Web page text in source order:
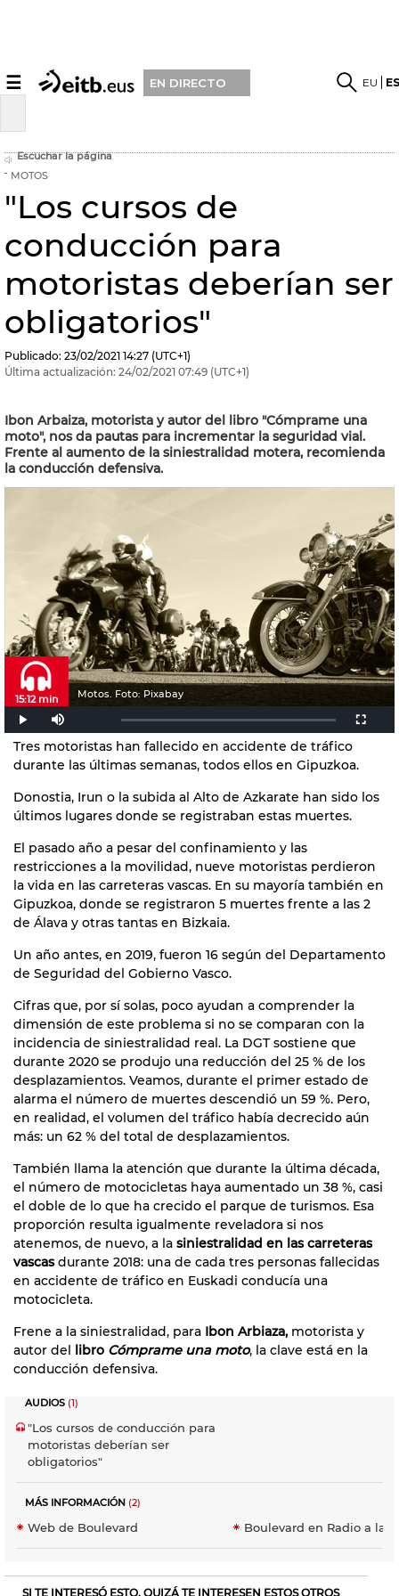
☰ EN DIRECTO EU
Escuchar la página
MOTOS
"Los cursos de
conducción para
motoristas deberían ser
obligatorios"
Publicado: 23/02/2021 14:27 (UTC+1)
Última actualización: 24/02/2021 07:49 (UTC+1)
Ibon Arbaiza, motorista y autor del libro "Cómprame una
moto", nos da pautas para incrementar la seguridad vial.
Frente al aumento de la siniestralidad motera, recomienda
la conducción defensiva.
Motos. Foto: Pixabay
15:12 min
Tres motoristas han fallecido en accidente de tráfico
durante las últimas semanas, todos ellos en Gipuzkoa.
Donostia, Irun o la subida al Alto de Azkarate han sido los
últimos lugares donde se registraban estas muertes.
El pasado año a pesar del confinamiento y las
restricciones a la movilidad, nueve motoristas perdieron
la vida en las carreteras vascas. En su mayoría también en
Gipuzkoa, donde se registraron 5 muertes frente a las 2
de Álava y otras tantas en Bizkaia.
Un año antes, en 2019, fueron 16 según del Departamento
de Seguridad del Gobierno Vasco.
Cifras que, por sí solas, poco ayudan a comprender la
dimensión de este problema si no se comparan con la
incidencia de siniestralidad real. La DGT sostiene que
durante 2020 se produjo una reducción del 25 % de los
desplazamientos. Veamos, durante el primer estado de
alarma el número de muertes descendió un 59 %. Pero,
en realidad, el volumen del tráfico había decrecido aún
más: un 62 % del total de desplazamientos.
También llama la atención que durante la última década,
el número de motocicletas haya aumentado un 38 %, casi
el doble de lo que ha crecido el parque de turismos. Esa
proporción resulta igualmente reveladora si nos
atenemos, de nuevo, a la siniestralidad en las carreteras
vascasdurante 2018: una de cada tres personas fallecidas
en accidente de tráfico en Euskadi conducía una
motocicleta.
Frene a la siniestralidad, para Ibon Arbiaza, motorista y
autor del libro Cómprame una moto, la clave está en la
conducción defensiva.
AUDIOS (1)
"Los cursos de conducción para
motoristas deberían ser
obligatorios"
MÁS INFORMACIÓN (2)
Web de Boulevard Boulevard en Radio a la
SI TE INTERESÓ ESTO, QUIZÁ TE INTERESEN ESTOS OTROS